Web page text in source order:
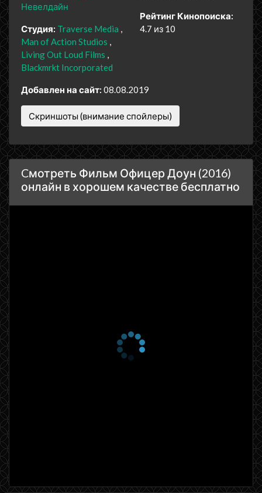
Невелдайн
Студия: Traverse Media
Man of Action Studios
Living Out Loud Films
Blackmrkt Incorporated
Рейтинг Кинопоиска:
4.7 из 10
Добавлен на сайт: 08.08.2019
Скриншоты (внимание спойлеры)
Cмотреть Фильм Офицер Доун (2016)
онлайн в хорошем качестве бесплатно